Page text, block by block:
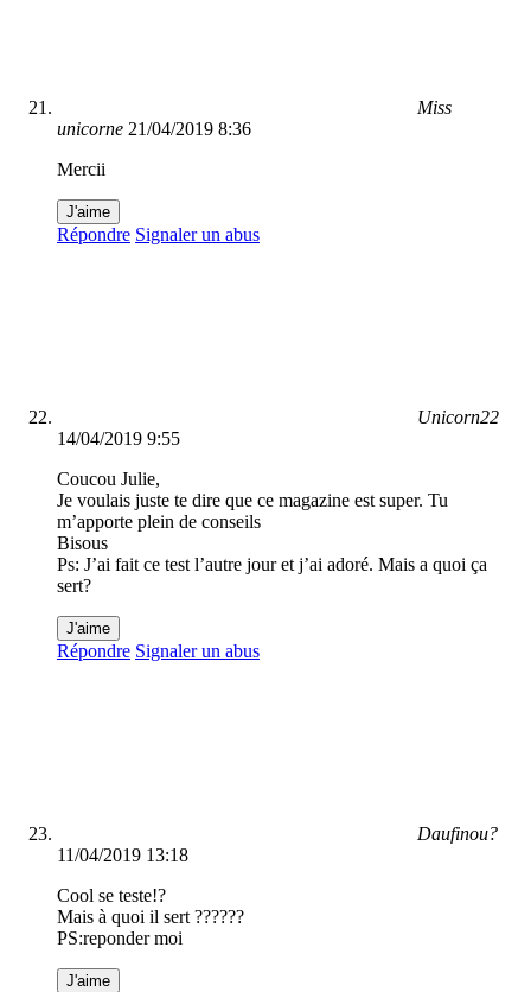
Miss
unicorne 21/04/2019 8:36
Mercii
J'aime
Répondre Signaler un abus
Unicorn22
14/04/2019 9:55
Coucou Julie,
Je voulais juste te dire que ce magazine est super. Tu
m’apporte plein de conseils
Bisous
Ps: J’ai fait ce test l’autre jour et j’ai adoré. Mais a quoi ça
sert?
J'aime
Répondre Signaler un abus
Daufinou?
11/04/2019 13:18
Cool se teste!?
Mais à quoi il sert ??????
PS:reponder moi
J'aime